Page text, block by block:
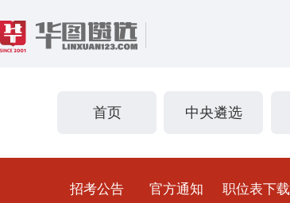
首页 中央遴选
招考公告 官方通知 职位表下载